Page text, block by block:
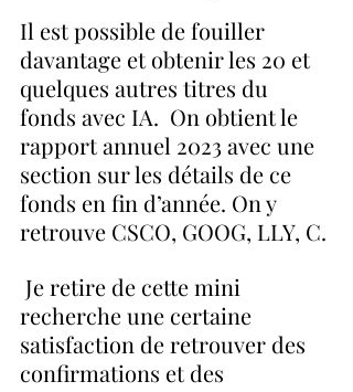
Il est possible de fouiller
davantage et obtenir les 20 et
quelques autres titres du
fonds avec IA.  On obtient le
rapport annuel 2023 avec une
section sur les détails de ce
fonds en fin d’année. On y
retrouve CSCO, GOOG, LLY, C.
recherche une certaine
satisfaction de retrouver des
confirmations et des